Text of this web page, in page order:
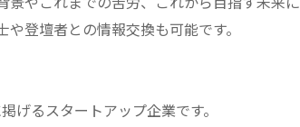
登壇者との情報交換も可能です。
げるスタートアップ企業です。